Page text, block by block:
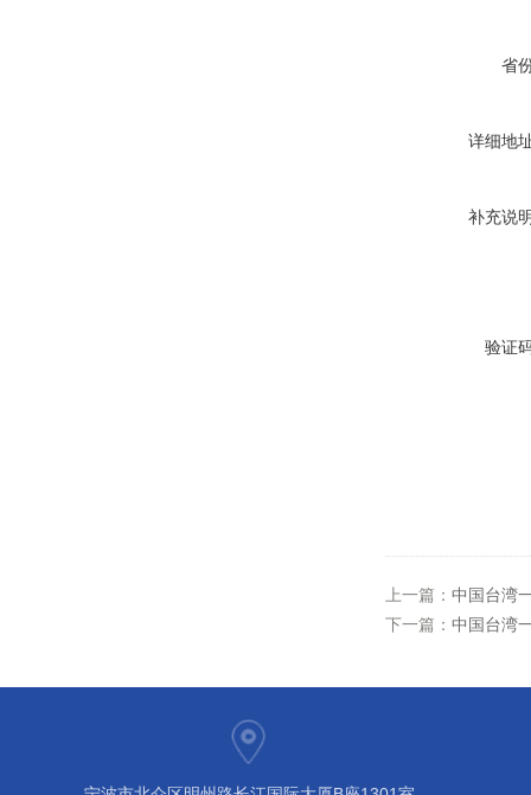
省
详细地
补充说
验证
上一篇： 中国台湾
下一篇： 中国台湾